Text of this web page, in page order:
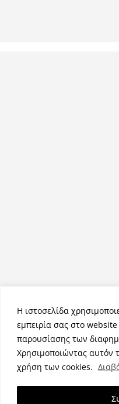
Η ιστοσελίδα
εμπειρία σας στο
παρουσίασης των
Χρησιμοποιώντας αυτόν
χρήση των cookies.
Πνευματικά Δικαιώματα
Θέμα:ColorMagαπό